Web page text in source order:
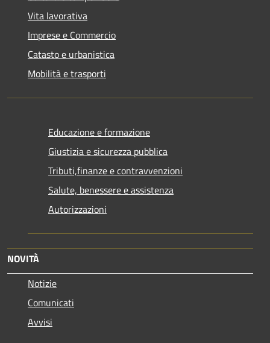
Vita lavorativa
Imprese e Commercio
Catasto e urbanistica
Mobilità e trasporti
Educazione e formazione
Giustizia e sicurezza pubblica
Tributi,finanze e contravvenzioni
Salute, benessere e assistenza
Autorizzazioni
NOVITÀ
Notizie
Comunicati
Avvisi